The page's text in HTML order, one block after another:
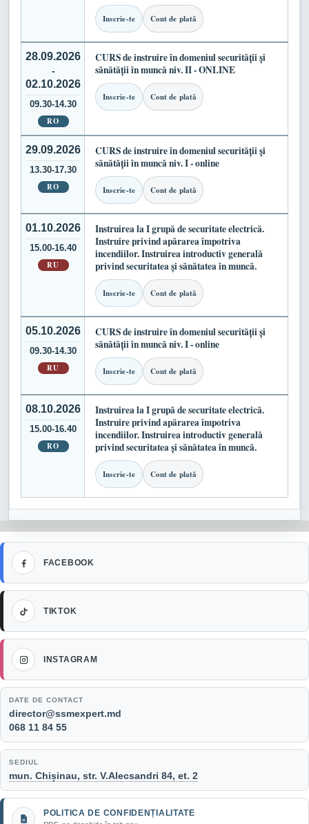
Inscrie-te Cont de plată
28.09.2026
-
02.10.2026
09.30-14.30
RO
CURS de instruire în domeniul securității și
sănătății în muncă niv. II - ONLINE
Inscrie-te Cont de plată
29.09.2026
13.30-17.30
RO
CURS de instruire în domeniul securității și
sănătății în muncă niv. I - online
Inscrie-te Cont de plată
01.10.2026
15.00-16.40
RU
Instruirea la I grupă de securitate electrică.
Instruire privind apărarea împotriva
incendiilor. Instruirea introductiv generală
privind securitatea și sănătatea în muncă.
Inscrie-te Cont de plată
05.10.2026
09.30-14.30
RU
CURS de instruire în domeniul securității și
sănătății în muncă niv. I - online
Inscrie-te Cont de plată
08.10.2026
15.00-16.40
RO
Instruirea la I grupă de securitate electrică.
Instruire privind apărarea împotriva
incendiilor. Instruirea introductiv generală
privind securitatea și sănătatea în muncă.
Inscrie-te Cont de plată
FACEBOOK
Facebook
DATE DE CONTACT
Email:
director@ssmexpert.md
Telefon:
068 11 84 55
TIKTOK
TikTok
SEDIUL
mun. Chișinau, str. V.Alecsandri 84, et. 2
INSTAGRAM
Instagram
POLITICA DE CONFIDENȚIALITATE